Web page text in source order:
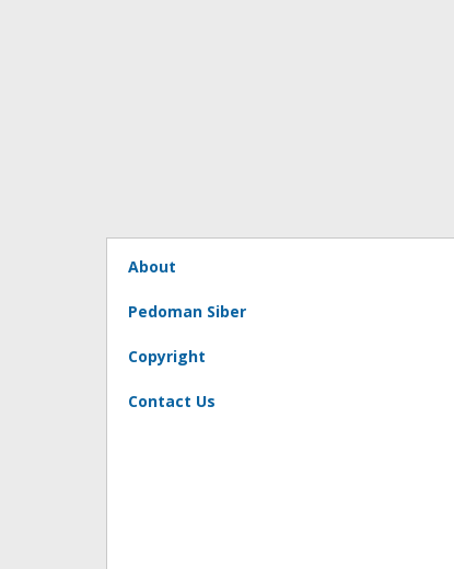
About
Pedoman Siber
Copyright
Contact Us